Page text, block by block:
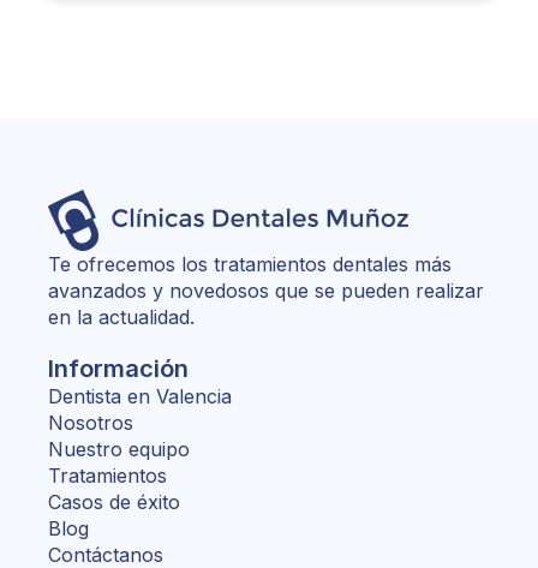
Te ofrecemos los tratamientos dentales más
avanzados y novedosos que se pueden realizar
en la actualidad.
Información
Dentista en Valencia
Nosotros
Nuestro equipo
Tratamientos
Casos de éxito
Blog
Contáctanos